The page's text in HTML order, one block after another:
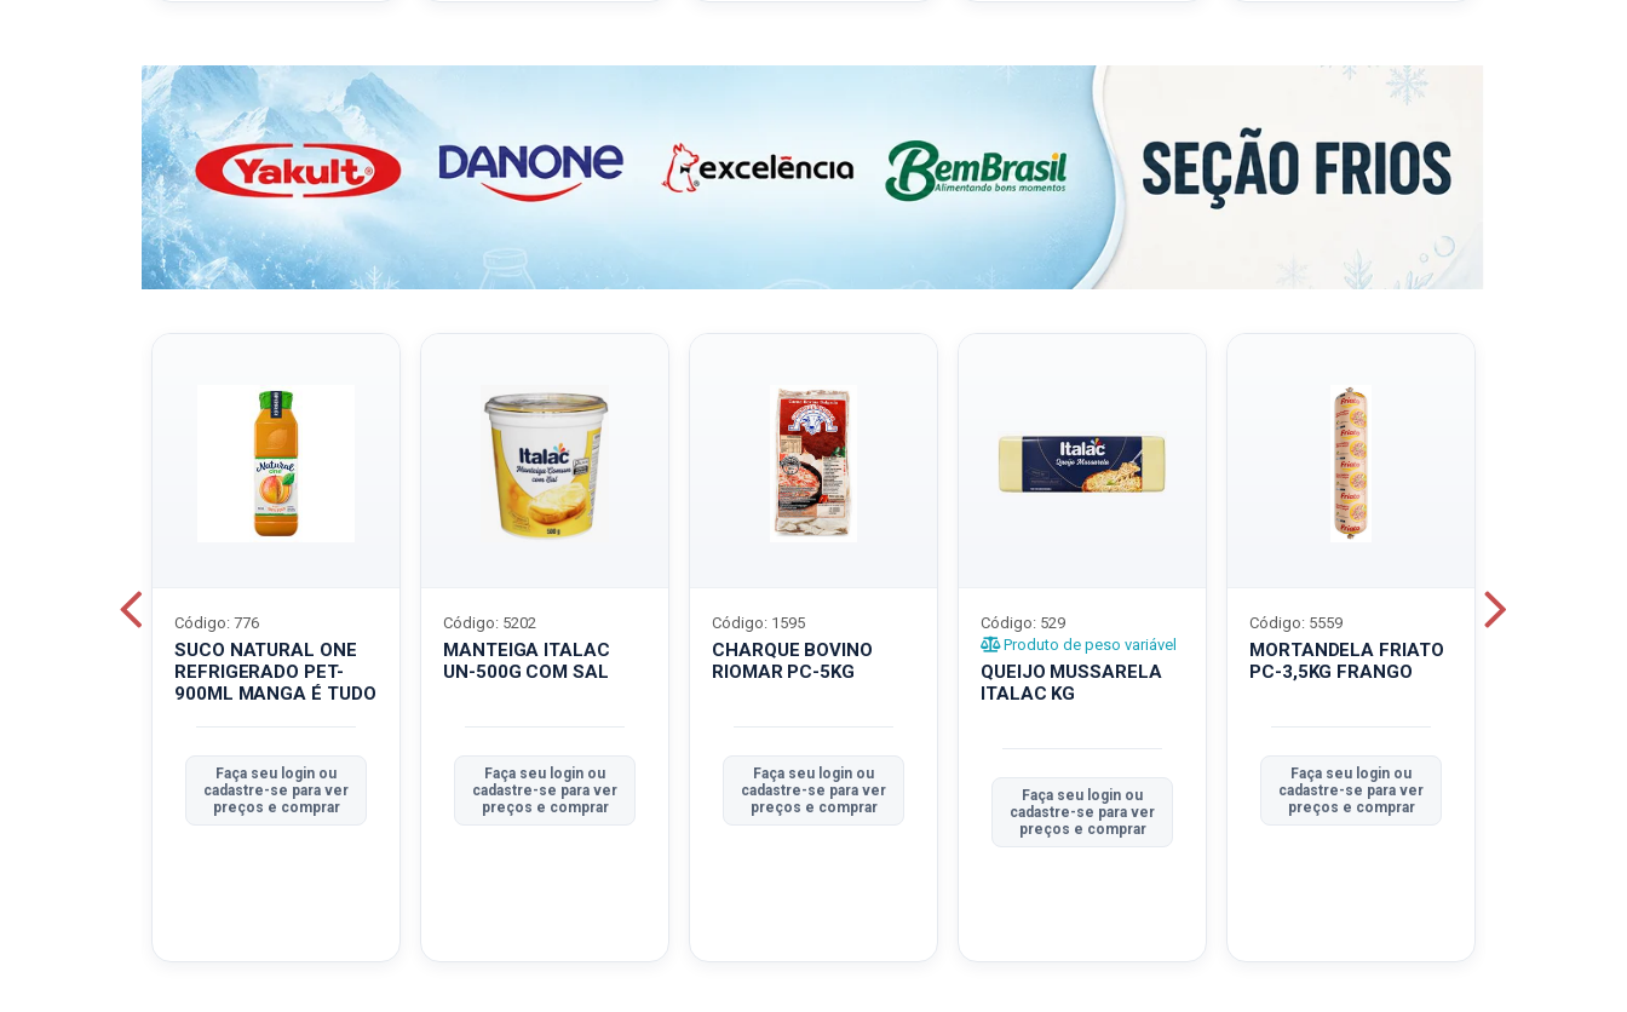
SUCO NATURAL ONE
REFRIGERADO PET-
900ML MANGA É TUDO
Código: 776
Faça seu login ou
cadastre-se para ver
preços e comprar
MANTEIGA ITALAC
UN-500G COM SAL
Código: 5202
Faça seu login ou
cadastre-se para ver
preços e comprar
CHARQUE BOVINO
RIOMAR PC-5KG
Código: 1595
Faça seu login ou
cadastre-se para ver
preços e comprar
QUEIJO MUSSARELA
ITALAC KG
Código: 529
Produto de peso variável
Faça seu login ou
cadastre-se para ver
preços e comprar
MORTANDELA FRIATO
PC-3,5KG FRANGO
Código: 5559
Faça seu login ou
cadastre-se para ver
preços e comprar